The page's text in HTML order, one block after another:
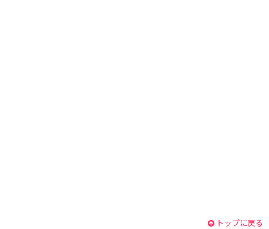
トップに戻る